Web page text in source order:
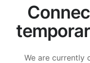
We are currently